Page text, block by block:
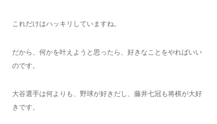
これだけはハッキリしていますね。
だから、何かを叶えようと思ったら、好きなことをやればいい
のです。
大谷選手は何よりも、野球が好きだし、藤井七冠も将棋が大好
きです。